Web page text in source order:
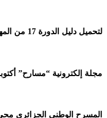
لتحميل دليل الدورة 17 من المهرجان الوطني للمسرح المحترف
مجلة إلكترونية “مسارح” أكتوبر 2023 /عدد
المسرح الوطني الجزائري